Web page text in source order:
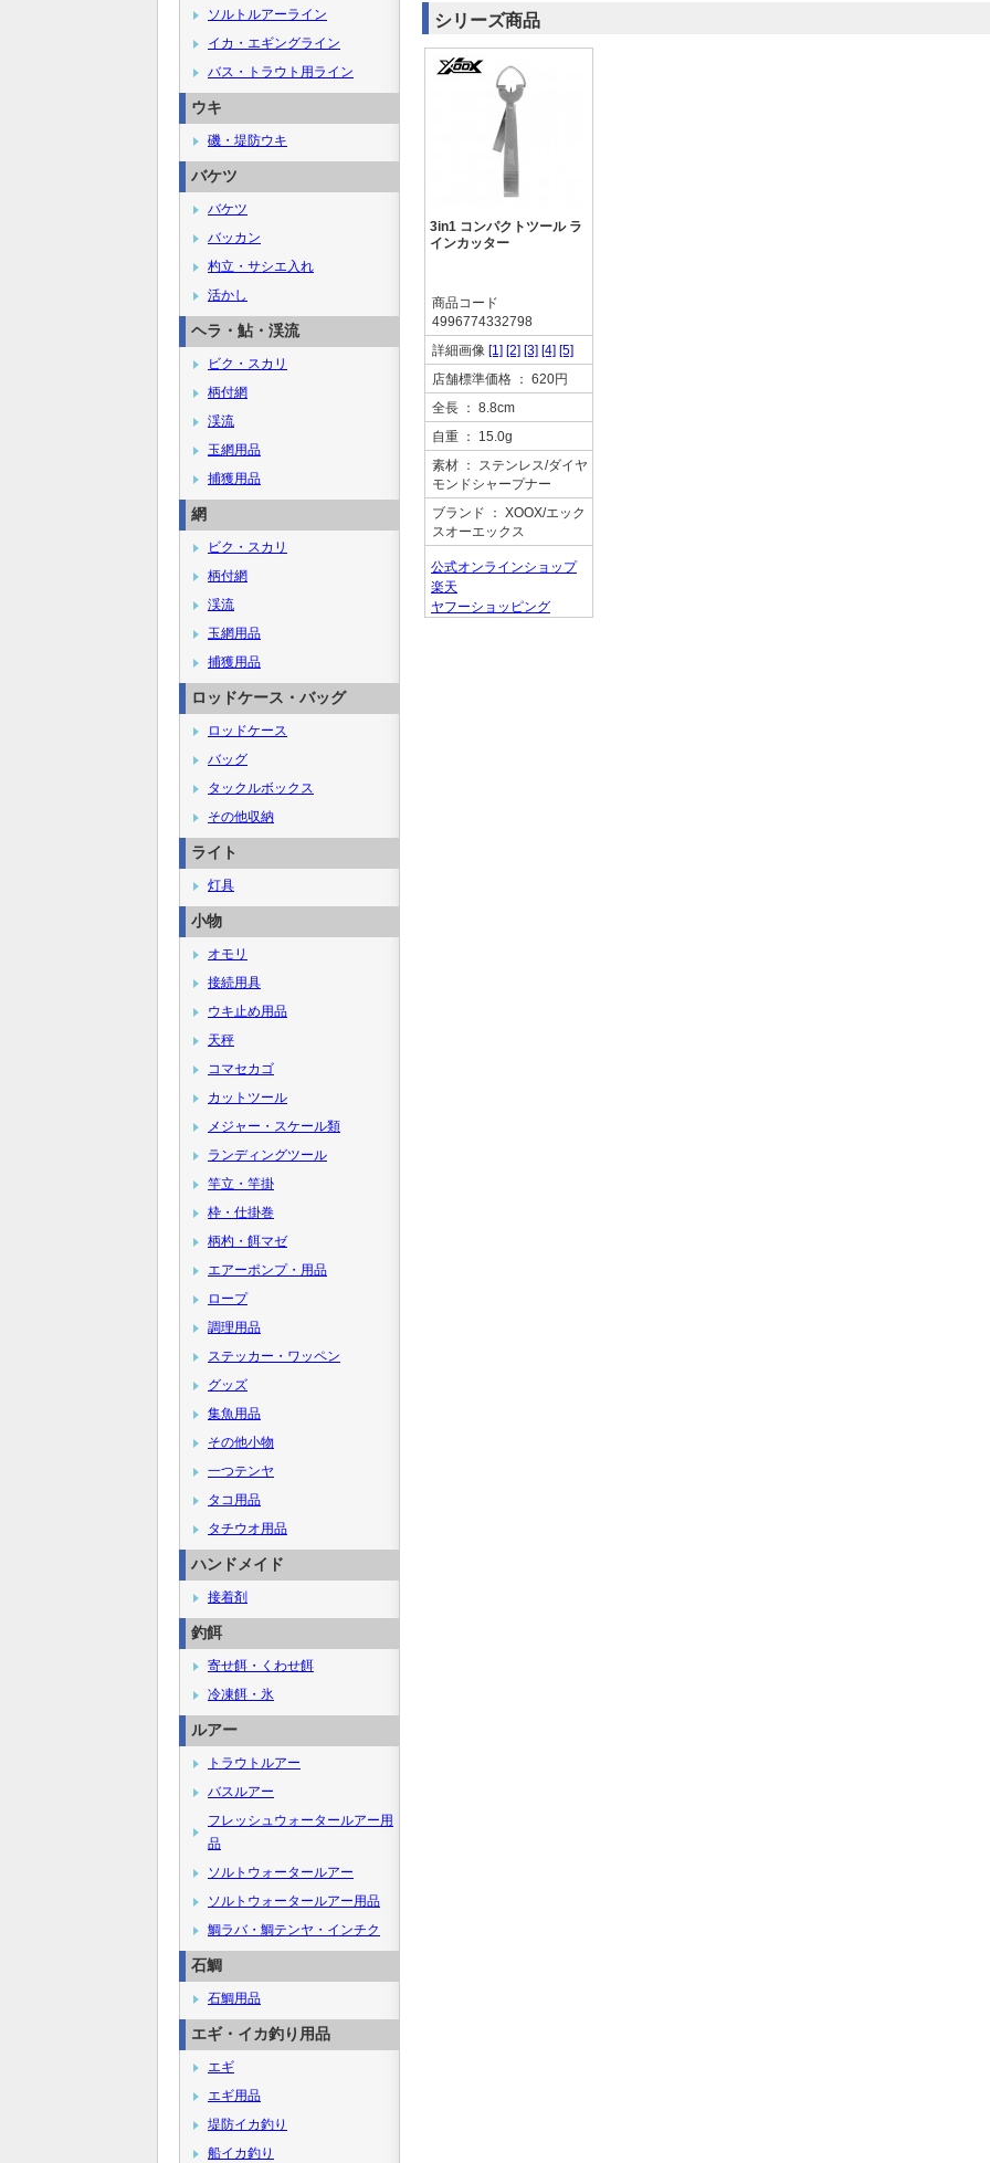
シリーズ商品
3in1 コンパクトツール ラ
インカッター
商品コード
4996774332798
詳細画像 [1] [2] [3] [4] [5]
店舗標準価格 ： 620円
全長 ： 8.8cm
自重 ： 15.0g
素材 ： ステンレス/ダイヤ
モンドシャープナー
ブランド
： XOOX/エック
スオーエックス
公式オンラインショップ
楽天
ヤフーショッピング
ソルトルアーライン
イカ・エギングライン
バス・トラウト用ライン
ウキ
磯・堤防ウキ
バケツ
バケツ
バッカン
杓立・サシエ入れ
活かし
ヘラ・鮎・渓流
ビク・スカリ
柄付網
渓流
玉網用品
捕獲用品
網
ビク・スカリ
柄付網
渓流
玉網用品
捕獲用品
ロッドケース・バッグ
ロッドケース
バッグ
タックルボックス
その他収納
ライト
灯具
小物
オモリ
接続用具
ウキ止め用品
天秤
コマセカゴ
カットツール
メジャー・スケール類
ランディングツール
竿立・竿掛
枠・仕掛巻
柄杓・餌マゼ
エアーポンプ・用品
ロープ
調理用品
ステッカー・ワッペン
グッズ
集魚用品
その他小物
一つテンヤ
タコ用品
タチウオ用品
ハンドメイド
接着剤
釣餌
寄せ餌・くわせ餌
冷凍餌・氷
ルアー
トラウトルアー
バスルアー
フレッシュウォータールアー用
品
ソルトウォータールアー
ソルトウォータールアー用品
鯛ラバ・鯛テンヤ・インチク
石鯛
石鯛用品
エギ・イカ釣り用品
エギ
エギ用品
堤防イカ釣り
船イカ釣り